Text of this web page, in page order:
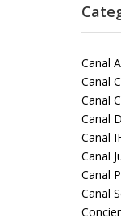
Canal
Canal
Canal
Canal
Canal
Canal
Canal
Canal